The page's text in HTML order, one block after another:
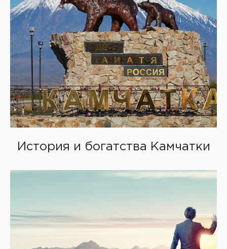
История и богатства Камчатки